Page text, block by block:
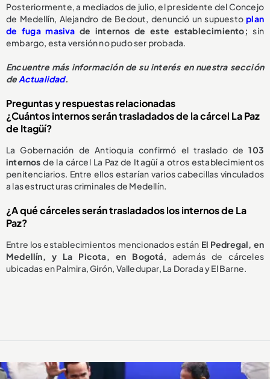
Posteriormente, a mediados de julio, el presidente del Concejo
de Medellín, Alejandro de Bedout, denunció un supuesto plan
de fuga masivade internos de este establecimiento; sin
embargo, esta versión no pudo ser probada.
Encuentre más información de su interés en nuestra sección
deActualidad.
Preguntas y respuestas relacionadas
¿Cuántos internos serán trasladados de la cárcel La Paz
de Itagüí?
La Gobernación de Antioquia confirmó el traslado de103
internos de la cárcel La Paz de Itagüí a otros establecimientos
penitenciarios. Entre ellos estarían varios cabecillas vinculados
a las estructuras criminales de Medellín.
¿A qué cárceles serán trasladados los internos de La
Paz?
Entre los establecimientos mencionados están El Pedregal, en
Medellín, y La Picota, en Bogotá , además de cárceles
ubicadas en Palmira, Girón, Valledupar, La Dorada y El Barne.